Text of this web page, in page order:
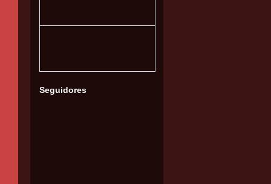
Seguidores